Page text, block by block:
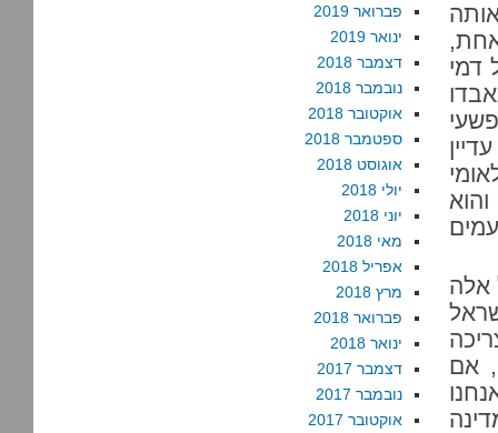
דמי
אלה
אם
פברואר 2019
ינואר 2019
דצמבר 2018
נובמבר 2018
אוקטובר 2018
ספטמבר 2018
אוגוסט 2018
יולי 2018
יוני 2018
מאי 2018
אפריל 2018
מרץ 2018
פברואר 2018
ינואר 2018
דצמבר 2017
נובמבר 2017
אוקטובר 2017